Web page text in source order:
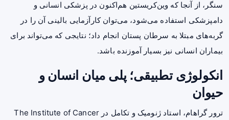
سنگر، از آنجا که وین‌کریستین هم‌اکنون در پزشکی انسانی و
دامپزشکی استفاده می‌شود، می‌توان کارآزمایی بالینی آن را در
گربه‌های مبتلا به سرطان پستان انجام داد؛ نتایجی که می‌تواند برای
بیماران انسانی نیز بسیار آموزنده باشد.
انکولوژی تطبیقی؛ پلی میان انسان و
حیوان
ترور گراهام، استاد ژنومیک و تکامل در The Institute of Cancer